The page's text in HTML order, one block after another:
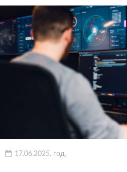
17.06.2025. год.